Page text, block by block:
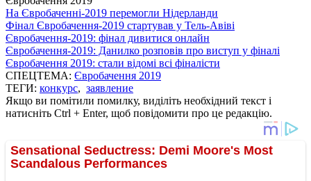
На Євробаченні-2019 перемогли Нідерланди
Фінал Євробачення-2019 стартував у Тель-Авіві
Євробачення-2019: фінал дивитися онлайн
Євробачення-2019: Данилко розповів про виступ у фіналі
Євробачення 2019: стали відомі всі фіналісти
СПЕЦТЕМА: Євробачення 2019
ТЕГИ: конкурс, заявление
Якщо ви помітили помилку, виділіть необхідний текст і
натисніть Ctrl + Enter, щоб повідомити про це редакцію.